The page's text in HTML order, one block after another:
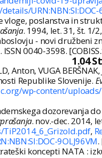
URN:NBN:SI:DOC-
vloge, poslanstva in
. 1994, let. 31, št. 1/
- novi družbeni
0040-3598.
1.04
Anton, VUGA
Republike Slovenije.
wp-content/
dozorevanja
. nov.-dec. 2014,
,
9OLJ96VM.
koncepti NATA :